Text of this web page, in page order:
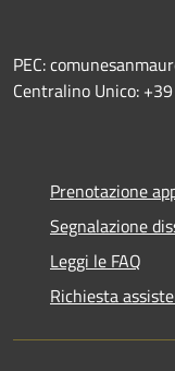
PEC:
Centralino Unico:
Prenotazione
Segnalazione
Leggi le FAQ
Richiesta